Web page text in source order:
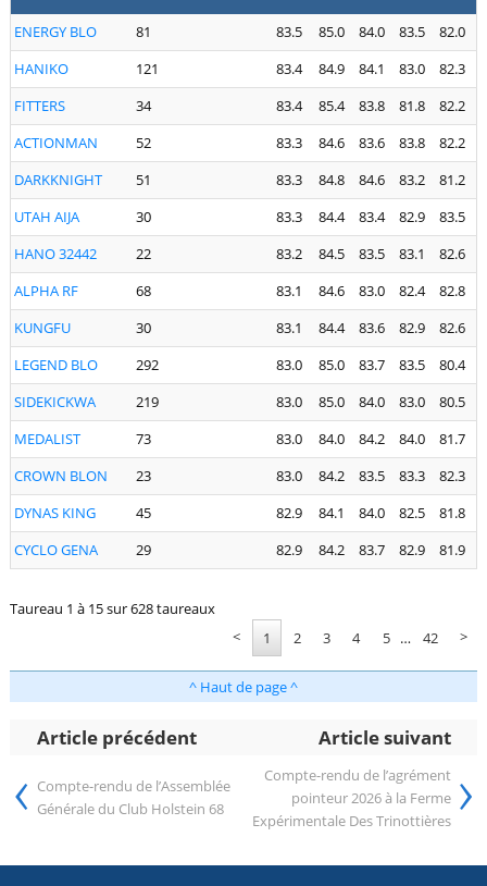
ENERGY BLO 81 83.5 85.0 84.0 83.5
82.0
HANIKO
121 83.4 84.9 84.1 83.0
82.3
FITTERS
34 83.4 85.4 83.8 81.8
82.2
ACTIONMAN
52 83.3 84.6 83.6 83.8
82.2
DARKKNIGHT
51 83.3 84.8 84.6 83.2
81.2
UTAH AIJA
30 83.3 84.4 83.4 82.9
83.5
HANO 32442
22 83.2 84.5 83.5 83.1
82.6
ALPHA RF
68 83.1 84.6 83.0 82.4
82.8
KUNGFU
30 83.1 84.4 83.6 82.9
82.6
LEGEND BLO
292 83.0 85.0 83.7 83.5
80.4
SIDEKICKWA
219 83.0 85.0 84.0 83.0
80.5
MEDALIST
73 83.0 84.0 84.2 84.0
81.7
CROWN BLON
23 83.0 84.2 83.5 83.3
82.3
DYNAS KING
45 82.9 84.1 84.0 82.5
81.8
CYCLO GENA
29 82.9 84.2 83.7 82.9 81.9
Taureau 1 à 15 sur 628 taureaux
<
1 2 3 4 5 … 42 >
^ Haut de page ^
Article précédent Article suivant
‹ Compte-rendu de l’Assemblée
Générale du Club Holstein 68
Compte-rendu de l’agrément
pointeur 2026 à la Ferme
Expérimentale Des Trinottières ›